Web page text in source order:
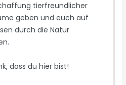
tierfreundlicher
geben und euch auf
durch die Natur
dass du hier bist!